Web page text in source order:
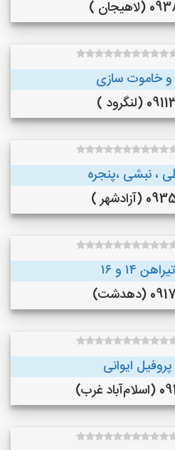
)
و خاموت سازی
)
، نبشی ،پنجره
)
۱۴ و ۱۶
ایوانی